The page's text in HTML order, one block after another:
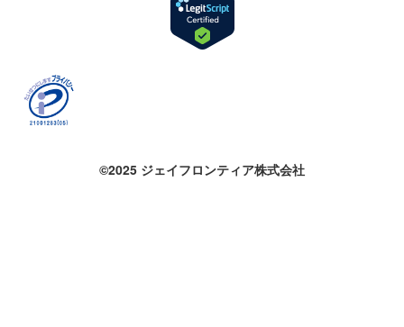
©2025 ジェイフロンティア株式会社